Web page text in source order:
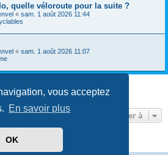
vous acceptez
En savoir plus
OK
quelle véloroute pour la suite ?
« sam. 1 août 2026 11:44
« sam. 1 août 2026 11:07
trouvés • Page1sur1
Aller à
® Forum Software © phpBB Limited
phpBB-fr.com